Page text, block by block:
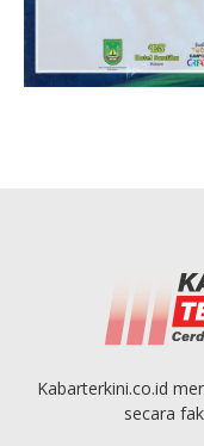
Kabarterkini.co.id
secara